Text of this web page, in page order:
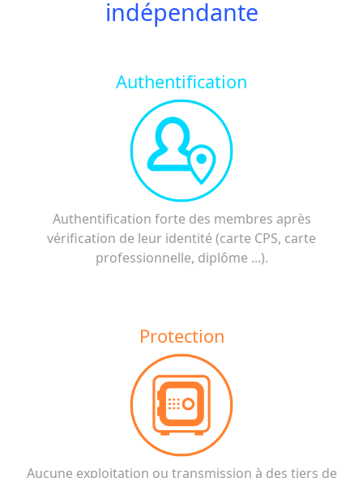
indépendante
Authentification
Authentification forte des membres après
vérification de leur identité (carte CPS, carte
professionnelle, diplôme ...).
Protection
Aucune exploitation ou transmission à des tiers de